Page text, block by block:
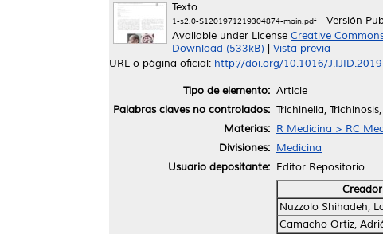
Texto
1-s2.0-S1201971219304874-main.pdf- Versión
Available under License Creative
Download (533kB)
Vista previa
URL o página oficial: http://doi.org/10.1016/
Tipo de elemento: Article
Palabras claves no controlados: Trichinella,
Materias: R Medicina > RC
Divisiones: Medicina
Usuario depositante: Editor Repositorio
Creador
Nuzzolo Shihadeh,
Camacho Ortiz,